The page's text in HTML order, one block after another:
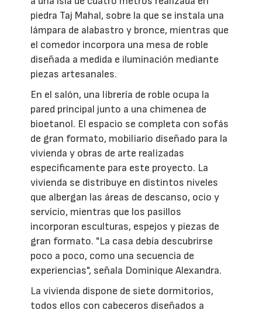
piedra Taj Mahal, sobre la que se instala una
lámpara de alabastro y bronce, mientras que
el comedor incorpora una mesa de roble
diseñada a medida e iluminación mediante
piezas artesanales.
En el salón, una librería de roble ocupa la
pared principal junto a una chimenea de
bioetanol. El espacio se completa con sofás
de gran formato, mobiliario diseñado para la
vivienda y obras de arte realizadas
específicamente para este proyecto. La
vivienda se distribuye en distintos niveles
que albergan las áreas de descanso, ocio y
servicio, mientras que los pasillos
incorporan esculturas, espejos y piezas de
gran formato. "La casa debía descubrirse
poco a poco, como una secuencia de
experiencias", señala Dominique Alexandra.
La vivienda dispone de siete dormitorios,
todos ellos con cabeceros diseñados a